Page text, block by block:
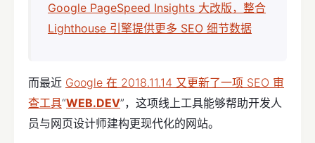
Google PageSpeed Insights 大改版，整合
Lighthouse 引擎提供更多 SEO 细节数据
而最近 Google 在 2018.11.14 又更新了一项 SEO 审
查工具“WEB.DEV”，这项线上工具能够帮助开发人
员与网页设计师建构更现代化的网站。